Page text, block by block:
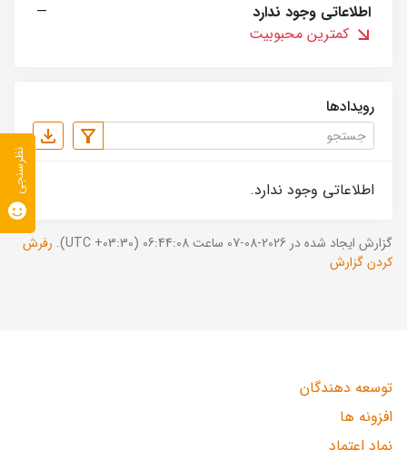
اطلاعاتی وجود ندارد
—
کمترین محبوبیت
رویدادها
اطلاعاتی وجود ندارد.
گزارش ایجاد شده در 2026-08-07 ساعت 06:44:08 (UTC +03:30).
رفرش
کردن گزارش
توسعه دهندگان
افزونه ها
نماد اعتماد
نظرسنجی